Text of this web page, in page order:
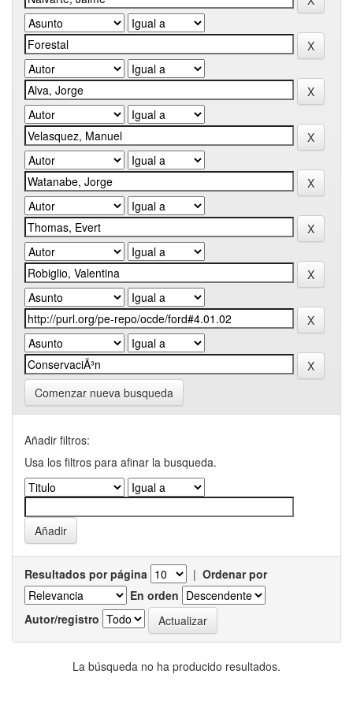
Comenzar nueva busqueda
Añadir filtros:
Usa los filtros para afinar la busqueda.
Resultados por página | Ordenar por
En orden
Autor/registro
La búsqueda no ha producido resultados.